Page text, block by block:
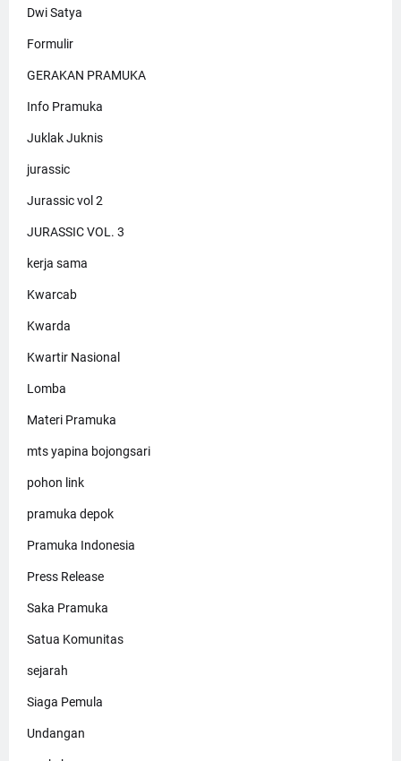
Dwi Satya
Formulir
GERAKAN PRAMUKA
Info Pramuka
Juklak Juknis
jurassic
Jurassic vol 2
JURASSIC VOL. 3
kerja sama
Kwarcab
Kwarda
Kwartir Nasional
Lomba
Materi Pramuka
mts yapina bojongsari
pohon link
pramuka depok
Pramuka Indonesia
Press Release
Saka Pramuka
Satua Komunitas
sejarah
Siaga Pemula
Undangan